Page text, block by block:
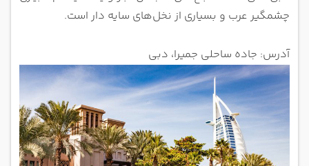
چشمگیر عرب و بسیاری از نخل‌های سایه دار است.
آدرس: جاده ساحلی جمیرا، دبی